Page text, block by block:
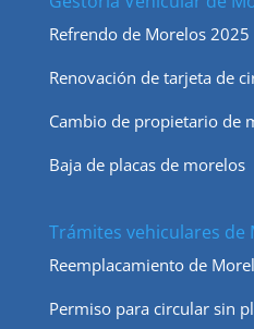
Refrendo de Morelos 2025
Renovación de tarjeta de
Cambio de propietario de
Baja de placas de morelos
Trámites vehiculares de
Reemplacamiento de
Permiso para circular sin